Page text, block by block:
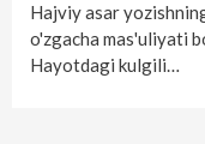
Hajviy asar
o'zgacha mas'uliyati
Hayotdagi kulgili…